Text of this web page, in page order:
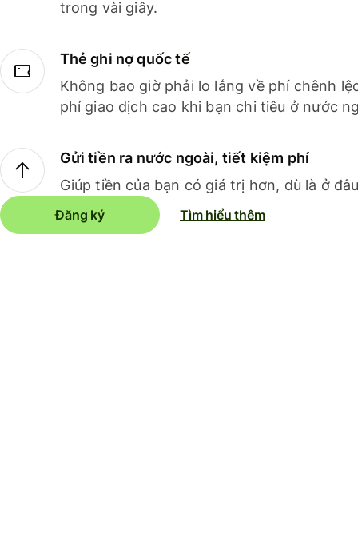
trong vài giây.
Thẻ ghi nợ quốc tế
Không bao giờ phải lo lắng về phí chênh
phí giao dịch cao khi bạn chi tiêu ở nước
Gửi tiền ra nước ngoài, tiết kiệm phí
Giúp tiền của bạn có giá trị hơn, dù là ở
Đăng ký Tìm hiểu thêm